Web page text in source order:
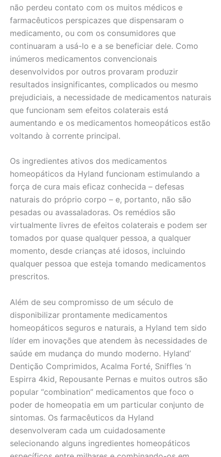
não perdeu contato com os muitos médicos e
farmacêuticos perspicazes que dispensaram o
medicamento, ou com os consumidores que
continuaram a usá-lo e a se beneficiar dele. Como
inúmeros medicamentos convencionais
desenvolvidos por outros provaram produzir
resultados insignificantes, complicados ou mesmo
prejudiciais, a necessidade de medicamentos naturais
que funcionam sem efeitos colaterais está
aumentando e os medicamentos homeopáticos estão
voltando à corrente principal.
Os ingredientes ativos dos medicamentos
homeopáticos da Hyland funcionam estimulando a
força de cura mais eficaz conhecida – defesas
naturais do próprio corpo – e, portanto, não são
pesadas ou avassaladoras. Os remédios são
virtualmente livres de efeitos colaterais e podem ser
tomados por quase qualquer pessoa, a qualquer
momento, desde crianças até idosos, incluindo
qualquer pessoa que esteja tomando medicamentos
prescritos.
Além de seu compromisso de um século de
disponibilizar prontamente medicamentos
homeopáticos seguros e naturais, a Hyland tem sido
líder em inovações que atendem às necessidades de
saúde em mudança do mundo moderno. Hyland’
Dentição Comprimidos, Acalma Forté, Sniffles ‘n
Espirra 4kid, Repousante Pernas e muitos outros são
popular “combination” medicamentos que foco o
poder de homeopatia em um particular conjunto de
sintomas. Os farmacêuticos da Hyland
desenvolveram cada um cuidadosamente
selecionando alguns ingredientes homeopáticos